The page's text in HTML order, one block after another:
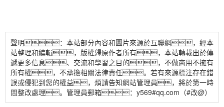
聲明：本站部分內容和圖片來源於互聯網，經本
站整理和編輯，版權歸原作者所有，本站轉載出於傳
遞更多信息、交流和學習之目的，不做商用不擁有
所有權，不承擔相關法律責任。若有來源標注存在錯
誤或侵犯到您的權益，煩請告知網站管理員，將於第一時
間整改處理。管理員郵箱：y569#qq.com（#改@）